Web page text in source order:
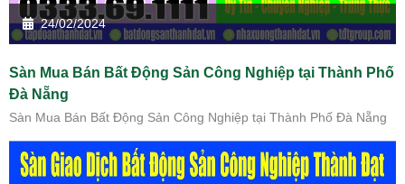
24/02/2024
Sàn Mua Bán Bất Động Sản Công Nghiệp tại Thành Phố
Đà Nẵng
Sàn Mua Bán Bất Động Sản Công Nghiệp tại Thành Phố Đà Nẵng